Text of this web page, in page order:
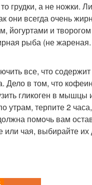
грудки, а не ножки.
они всегда очень
и
рыба (не
все, что
в том, что
гликоген в мышцы
утрам, терпите 2
помочь вам
или чая, выбирайте